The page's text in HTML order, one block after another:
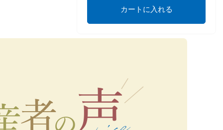
カートに入れる